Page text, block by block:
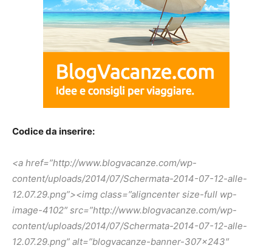
Codice da inserire:
<a href=”http://www.blogvacanze.com/wp-
content/uploads/2014/07/Schermata-2014-07-12-alle-
12.07.29.png”><img class=”aligncenter size-full wp-
image-4102″ src=”http://www.blogvacanze.com/wp-
content/uploads/2014/07/Schermata-2014-07-12-alle-
12.07.29.png” alt=”blogvacanze-banner-307×243″